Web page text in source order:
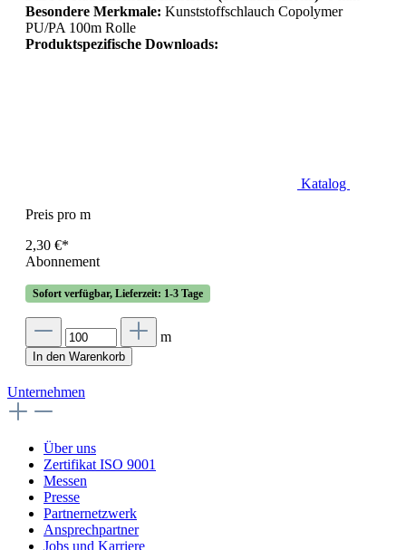
Besondere Merkmale: Kunststoffschlauch Copolymer
PU/PA 100m Rolle
Produktspezifische Downloads:
Katalog
Preis pro m
2,30 €*
Abonnement
Sofort verfügbar, Lieferzeit: 1-3 Tage
m
In den Warenkorb
Unternehmen
Über uns
Zertifikat ISO 9001
Messen
Presse
Partnernetzwerk
Ansprechpartner
Jobs und Karriere